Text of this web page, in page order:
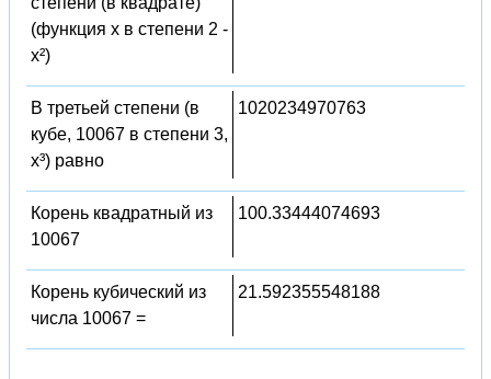
(функция x в степени 2 -
x²)
В третьей степени (в
кубе, 10067 в степени 3,
x³) равно
1020234970763
Корень квадратный из
10067
100.33444074693
Корень кубический из
числа 10067 =
21.592355548188